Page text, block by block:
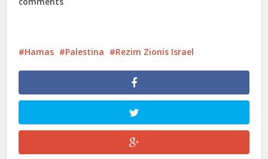
Hamas Palestina Rezim Zionis Israel